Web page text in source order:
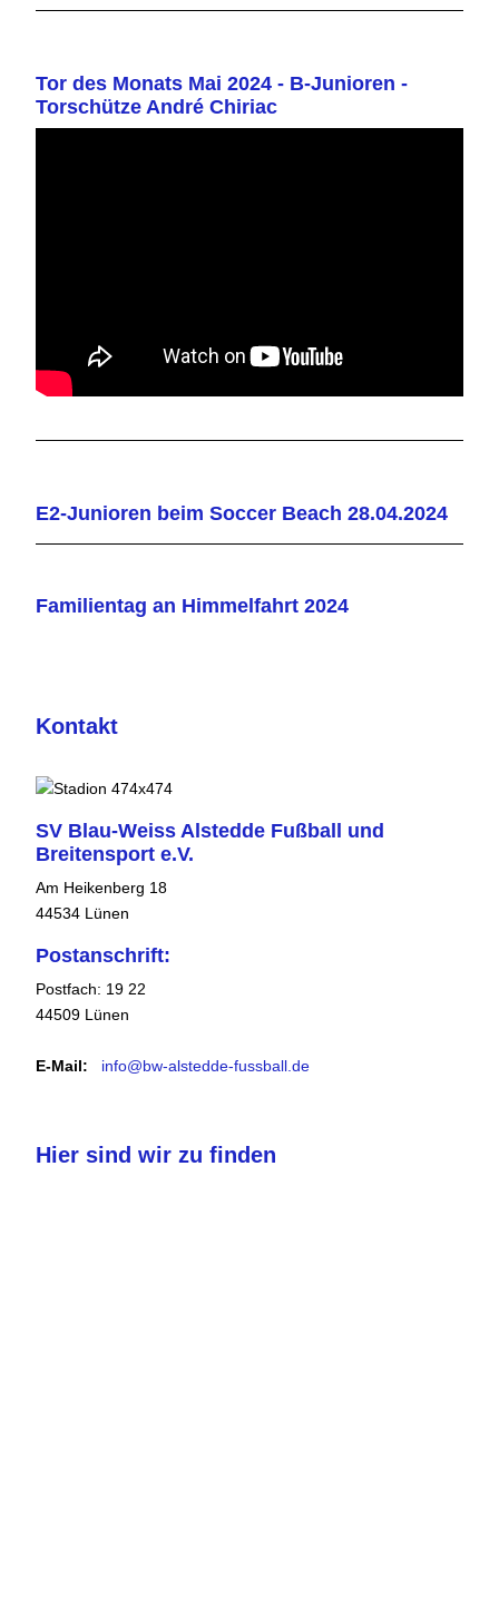
Tor des Monats Mai 2024 - B-Junioren -
Torschütze André Chiriac
E2-Junioren beim Soccer Beach 28.04.2024
Familientag an Himmelfahrt 2024
Kontakt
SV Blau-Weiss Alstedde Fußball und
Breitensport e.V.
Am Heikenberg 18
44534 Lünen
Postanschrift:
Postfach: 19 22
44509 Lünen
E-Mail: info@bw-alstedde-fussball.de
Hier sind wir zu finden